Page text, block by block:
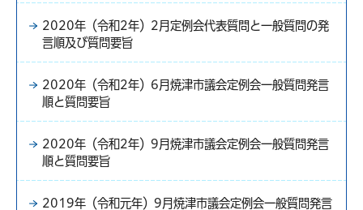
2020年（令和2年）2月定例会代表質問と一般質問の発
言順及び質問要旨
2020年（令和2年）6月焼津市議会定例会一般質問発言
順と質問要旨
2020年（令和2年）9月焼津市議会定例会一般質問発言
順と質問要旨
2019年（令和元年）9月焼津市議会定例会一般質問発言